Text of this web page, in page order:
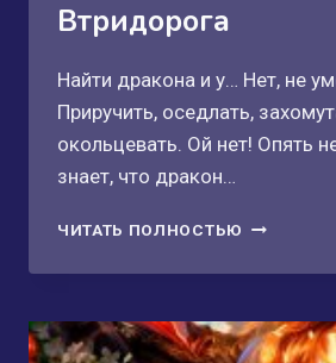
Втридорога
Найти дракона и у… Нет, не
Приручить, оседлать,
окольцевать. Ой нет! Опять
знает, что дракон…
ЧИТАТЬ ПОЛНОСТЬЮ ЗАГНАТЬ